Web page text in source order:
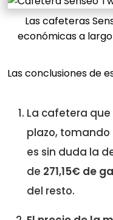
Las cafeteras
económicas a
Las conclusiones de
La cafetera que
plazo,
es sin duda la
de 271,15€ de
del resto.